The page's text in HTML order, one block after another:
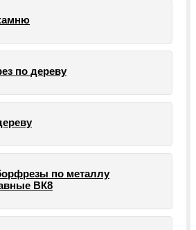
по дереву
по металлу
ВК8